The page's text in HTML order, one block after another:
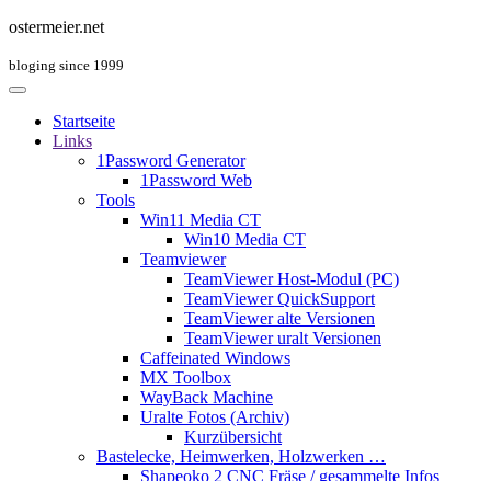
ostermeier.net
bloging since 1999
Startseite
Links
1Password Generator
1Password Web
Tools
Win11 Media CT
Win10 Media CT
Teamviewer
TeamViewer Host-Modul (PC)
TeamViewer QuickSupport
TeamViewer alte Versionen
TeamViewer uralt Versionen
Caffeinated Windows
MX Toolbox
WayBack Machine
Uralte Fotos (Archiv)
Kurzübersicht
Bastelecke, Heimwerken, Holzwerken …
Shapeoko 2 CNC Fräse / gesammelte Infos